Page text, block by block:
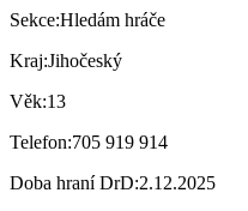
Sekce:Hledám hráče
Kraj:Jihočeský
Věk:13
Telefon:705 919 914
Doba hraní DrD:2.12.2025